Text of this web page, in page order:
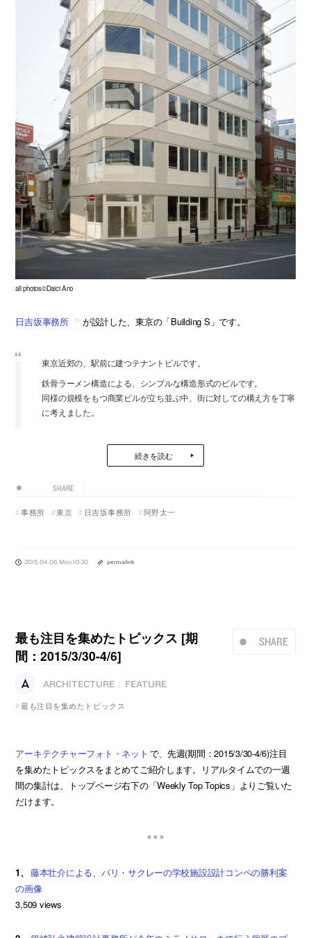
all photos©Daici Ano
日吉坂事務所 が設計した、東京の「Building S」です。
東京近郊の、駅前に建つテナントビルです。
鉄骨ラーメン構造による、シンプルな構造形式のビルです。
同様の規模をもつ商業ビルが立ち並ぶ中、街に対しての構え方を丁寧
に考えました。
続きを読む
SHARE
事務所 東京 日吉坂事務所 阿野太一
2015.04.06 Mon 10:30 permalink
SHARE
最も注目を集めたトピックス [期
間：2015/3/30-4/6]
ARCHITECTURE
FEATURE
最も注目を集めたトピックス
アーキテクチャーフォト・ネット で、先週(期間：2015/3/30-4/6)注目
を集めたトピックスをまとめてご紹介します。リアルタイムでの一週
間の集計は、トップページ右下の「Weekly Top Topics」よりご覧いた
だけます。
1、 藤本壮介による、パリ・サクレーの学校施設設計コンペの勝利案
の画像
3,509 views